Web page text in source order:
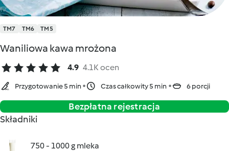
TM7 TM6 TM5
Waniliowa kawa mrożona
4.9 4.1K ocen
Przygotowanie 5 min Czas całkowity 5 min 6 porcji
Bezpłatna rejestracja
Składniki
750 - 1000 g mleka